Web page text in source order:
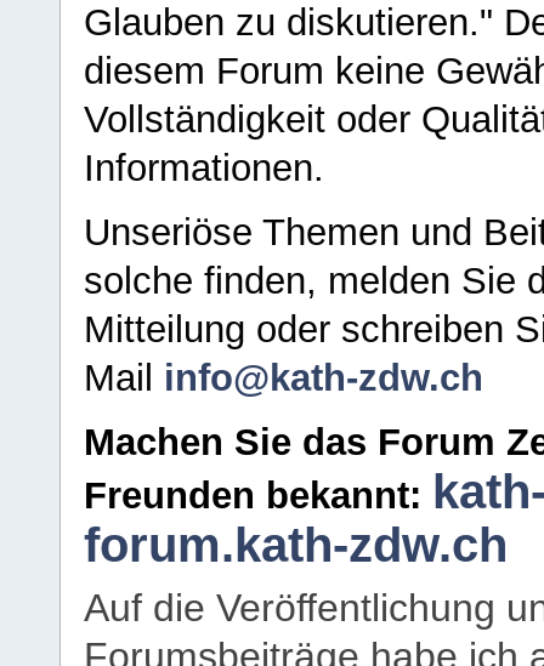
Glauben zu diskutieren."
diesem Forum keine
Vollständigkeit oder
Informationen.
Unseriöse Themen und
solche finden, melden Sie
Mitteilung oder schreiben
Mail info@kath-zdw.ch
Machen Sie das Forum
Freunden bekannt:
forum.kath-zdw.ch
Auf die Veröffentlichung
Forumsbeiträge habe ich